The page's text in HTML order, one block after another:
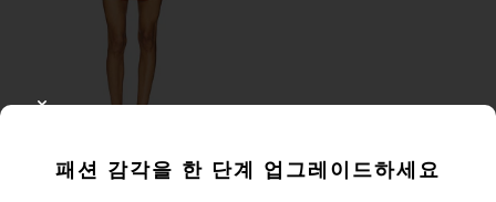
TALA 원피스
패션 감각을 한 단계 업그레이드하세요